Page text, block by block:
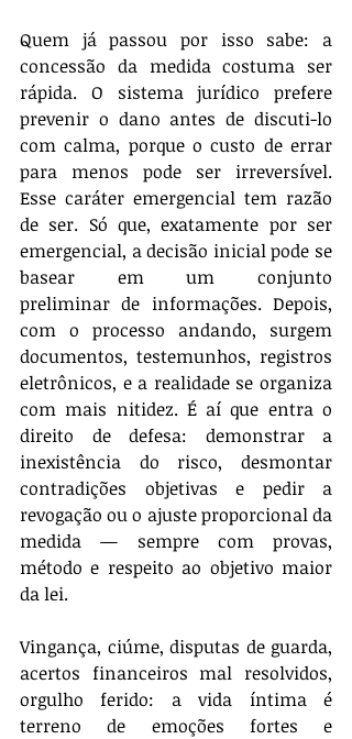
Quem já passou por isso sabe: a
concessão da medida costuma ser
rápida. O sistema jurídico prefere
prevenir o dano antes de discuti-lo
com calma, porque o custo de errar
para menos pode ser irreversível.
Esse caráter emergencial tem razão
de ser. Só que, exatamente por ser
emergencial, a decisão inicial pode se
basear em um conjunto
preliminar de informações. Depois,
com o processo andando, surgem
documentos, testemunhos, registros
eletrônicos, e a realidade se organiza
com mais nitidez. É aí que entra o
direito de defesa: demonstrar a
inexistência do risco, desmontar
contradições objetivas e pedir a
revogação ou o ajuste proporcional da
medida — sempre com provas,
método e respeito ao objetivo maior
da lei.
Vingança, ciúme, disputas de guarda,
acertos financeiros mal resolvidos,
orgulho ferido: a vida íntima é
terreno de emoções fortes e